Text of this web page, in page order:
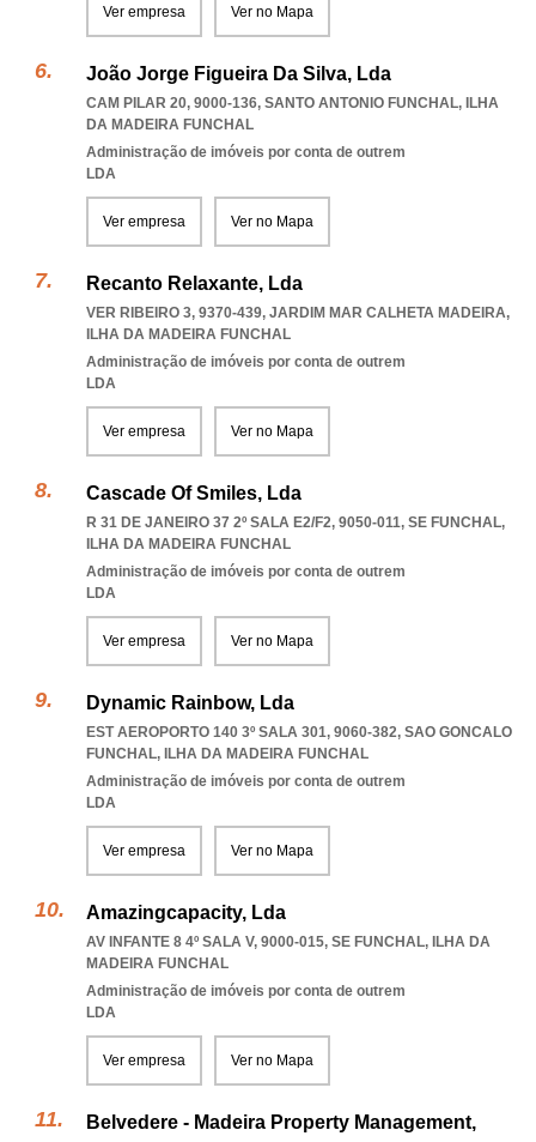
Ver empresa Ver no Mapa
João Jorge Figueira Da Silva, Lda
CAM PILAR 20, 9000-136, SANTO ANTONIO FUNCHAL, ILHA
DA MADEIRA FUNCHAL
Administração de imóveis por conta de outrem
LDA
Ver empresa Ver no Mapa
Recanto Relaxante, Lda
VER RIBEIRO 3, 9370-439, JARDIM MAR CALHETA MADEIRA,
ILHA DA MADEIRA FUNCHAL
Administração de imóveis por conta de outrem
LDA
Ver empresa Ver no Mapa
Cascade Of Smiles, Lda
R 31 DE JANEIRO 37 2º SALA E2/F2, 9050-011, SE FUNCHAL,
ILHA DA MADEIRA FUNCHAL
Administração de imóveis por conta de outrem
LDA
Ver empresa Ver no Mapa
Dynamic Rainbow, Lda
EST AEROPORTO 140 3º SALA 301, 9060-382, SAO GONCALO
FUNCHAL, ILHA DA MADEIRA FUNCHAL
Administração de imóveis por conta de outrem
LDA
Ver empresa Ver no Mapa
Amazingcapacity, Lda
AV INFANTE 8 4º SALA V, 9000-015, SE FUNCHAL, ILHA DA
MADEIRA FUNCHAL
Administração de imóveis por conta de outrem
LDA
Ver empresa Ver no Mapa
Belvedere - Madeira Property Management,